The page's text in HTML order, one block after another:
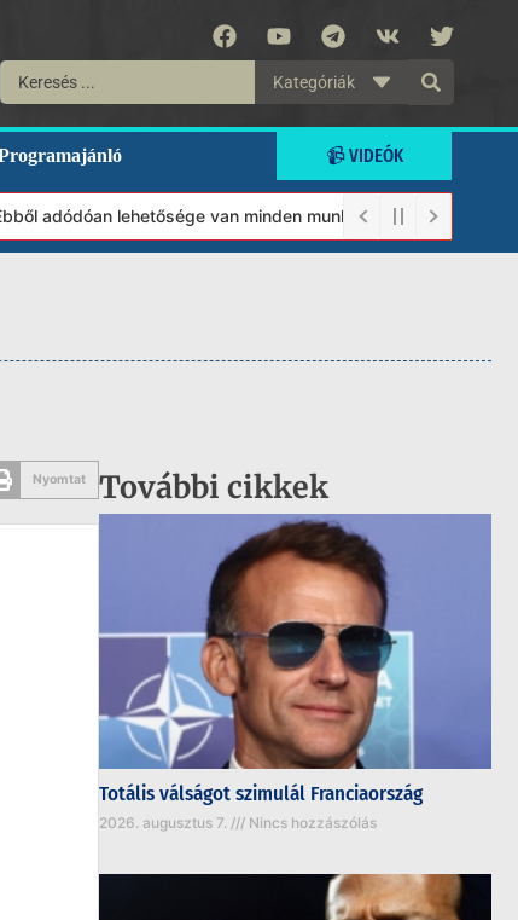
Kategóriák
📹 VIDEÓK
lehetősége van minden munkánkat segíteni
Nyomtat További cikkek
Totális válságot szimulál Franciaország
2026. augusztus 7. Nincs hozzászólás